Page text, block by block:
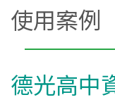
使用案例
德光高中